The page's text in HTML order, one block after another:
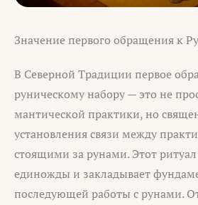
Значение первого обращения к
В Северной Традиции первое
руническому набору — это не
мантической практики, но
установления связи между
стоящими за рунами. Этот
единожды и закладывает
последующей работы с рунами.